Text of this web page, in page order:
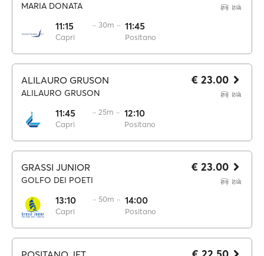
MARIA DONATA
11:15
Capri
·· 30m ·· 11:45
Positano
ALILAURO GRUSON
ALILAURO GRUSON
11:45
Capri
·· 25m ·· 12:10
Positano
€ 23.00
GRASSI JUNIOR
GOLFO DEI POETI
13:10
Capri
·· 50m ·· 14:00
Positano
€ 23.00